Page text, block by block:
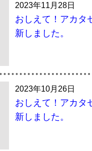
2023年11月28日
おしえて！アカタ
新しました。
2023年10月26日
おしえて！アカタ
新しました。